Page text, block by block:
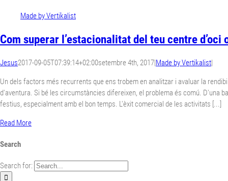
Made by Vertikalist
Com superar l’estacionalitat del teu centre d’oci
Jesus2017-09-05T07:39:14+02:00setembre 4th, 2017 Made by Vertikalist
Un dels factors més recurrents que ens trobem en analitzar i avaluar la
d'aventura. Si bé les circumstàncies difereixen, el problema és comú. D'una
festius, especialment amb el bon temps. L'èxit comercial de les activitats [...]
Read More
Search
Search for: